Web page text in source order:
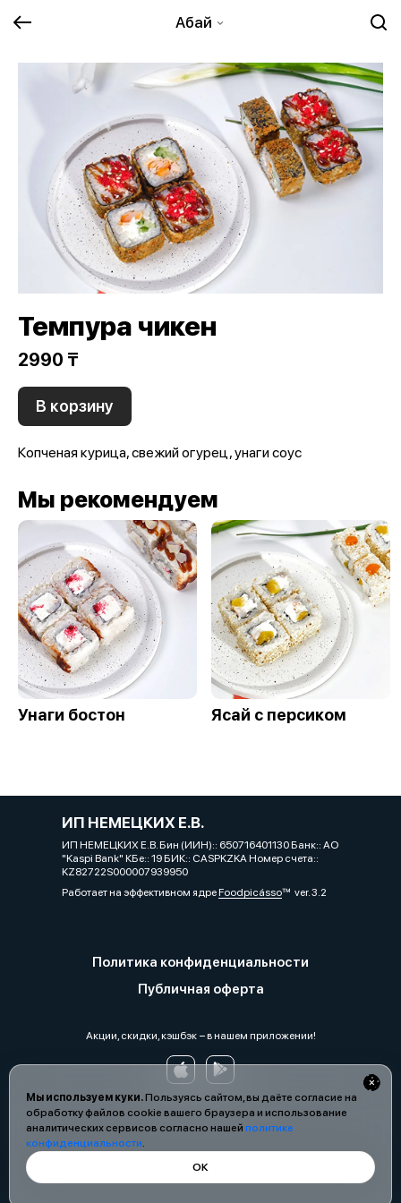
Абай
Мы используем куки.Пользуясь сайтом, вы даёте согласие на
обработку файлов cookie вашего браузера и использование
аналитических сервисов согласно нашей политике
конфиденциальности.
ОК
Темпура чикен
2990 ₸
В корзину
Копченая курица, свежий огурец, унаги соус
Мы рекомендуем
Унаги бостон Ясай с персиком
ИП НЕМЕЦКИХ Е.В.
ИП НЕМЕЦКИХ Е.В. Бин (ИИН):: 650716401130 Банк:: АО
"Kaspi Bank" КБе:: 19 БИК:: CASPKZKA Номер счета::
KZ82722S000007939950
Работает на эффективном ядреFoodpicássover. 3.2
Политика конфиденциальности
Публичная оферта
Акции, скидки, кэшбэк − в нашем приложении!